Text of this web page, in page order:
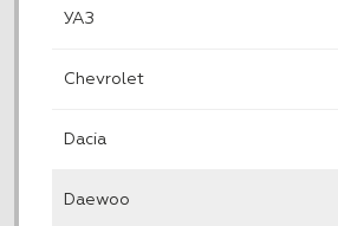
УАЗ
Chevrolet
Dacia
Daewoo